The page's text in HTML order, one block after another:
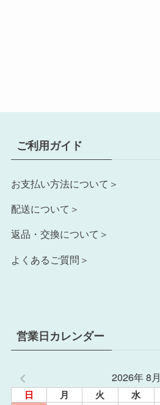
ご利用ガイド
お支払い方法について＞
配送について＞
返品・交換について＞
よくあるご質問＞
営業日カレンダー
2026年 8月
日 月 火 水